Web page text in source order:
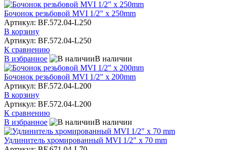
Бочонок резьбовой MVI 1/2" x 250mm
Артикул: BF.572.04-L250
В корзину
Артикул: BF.572.04-L250
К сравнению
В избранное
В наличии
Бочонок резьбовой MVI 1/2" x 200mm
Артикул: BF.572.04-L200
В корзину
Артикул: BF.572.04-L200
К сравнению
В избранное
В наличии
Удлинитель хромированный MVI 1/2" x 70 mm